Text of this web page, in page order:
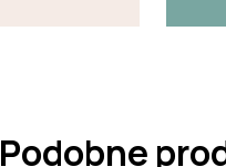
Podobne